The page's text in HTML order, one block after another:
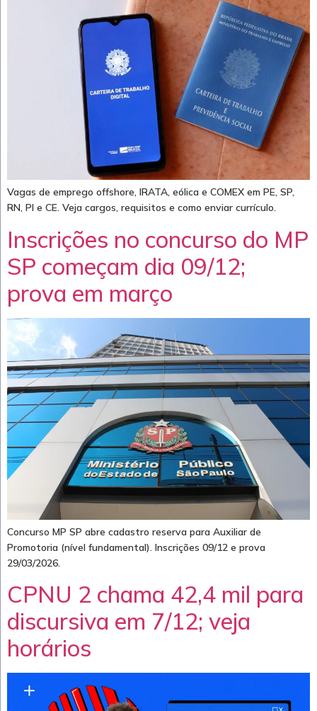
Vagas de emprego offshore, IRATA, eólica e COMEX em PE, SP,
RN, PI e CE. Veja cargos, requisitos e como enviar currículo.
Inscrições no concurso do MP
SP começam dia 09/12;
prova em março
Concurso MP SP abre cadastro reserva para Auxiliar de
Promotoria (nível fundamental). Inscrições 09/12 e prova
29/03/2026.
CPNU 2 chama 42,4 mil para
discursiva em 7/12; veja
horários